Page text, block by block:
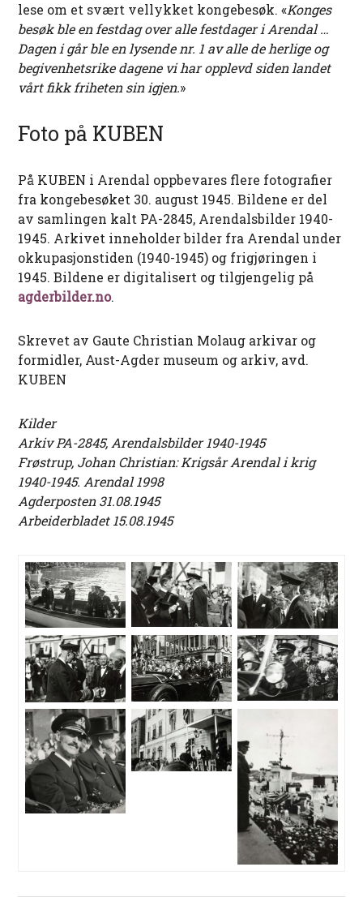
lese om et svært vellykket kongebesøk. «Konges
besøk ble en festdag over alle festdager i Arendal …
Dagen i går ble en lysende nr. 1 av alle de herlige og
begivenhetsrike dagene vi har opplevd siden landet
vårt fikk friheten sin igjen.»
Foto på KUBEN
På KUBEN i Arendal oppbevares flere fotografier
fra kongebesøket 30. august 1945. Bildene er del
av samlingen kalt PA-2845, Arendalsbilder 1940-
1945. Arkivet inneholder bilder fra Arendal under
okkupasjonstiden (1940-1945) og frigjøringen i
1945. Bildene er digitalisert og tilgjengelig på
agderbilder.no.
Skrevet av Gaute Christian Molaug arkivar og
formidler, Aust-Agder museum og arkiv, avd.
KUBEN
Kilder
Arkiv PA-2845, Arendalsbilder 1940-1945
Frøstrup, Johan Christian: Krigsår Arendal i krig
1940-1945. Arendal 1998
Agderposten 31.08.1945
Arbeiderbladet 15.08.1945